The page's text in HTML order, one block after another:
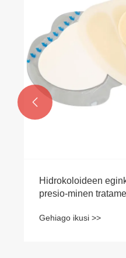
Hidrokoloideen
presio-minen
Gehiago ikusi >>
